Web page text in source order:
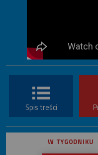
Spis treści
W TYGODNIKU